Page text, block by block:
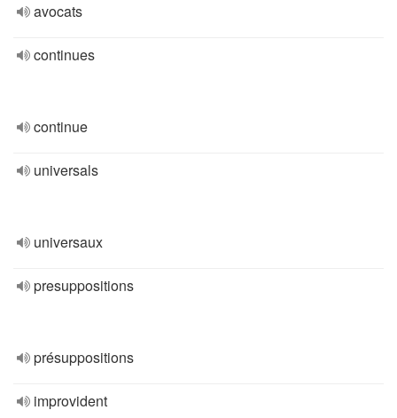
avocats
continues
continue
universals
universaux
presuppositions
présuppositions
improvident